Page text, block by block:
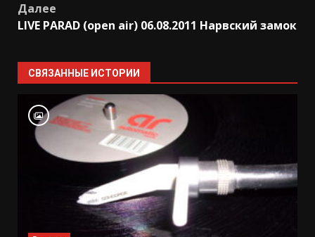
Далее
LIVE PARAD (open air) 06.08.2011 Нарвский замок
СВЯЗАННЫЕ ИСТОРИИ